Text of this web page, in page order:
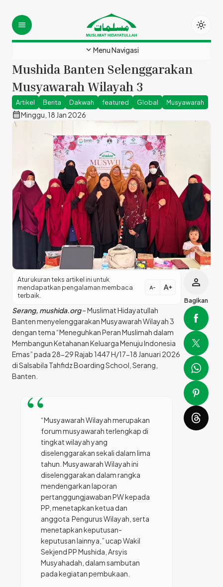
menu light_mode
expand_more Menu Navigasi
Mushida Banten Selenggarakan
Musyawarah Wilayah 3
Artikel Berita Dakwah featured Global Musyawarah
calendar_monthMinggu, 18 Jan 2026
Atur ukuran teks artikel ini untuk
mendapatkan pengalaman membaca
terbaik.
text_decrease text_increase
Serang, mushida.org– Muslimat Hidayatullah
Banten menyelenggarakan Musyawarah Wilayah 3
dengan tema “Meneguhkan Peran Muslimah dalam
Membangun Ketahanan Keluarga Menuju Indonesia
Emas” pada 28-29 Rajab 1447 H/17-18 Januari 2026
di Salsabila Tahfidz Boarding School, Serang,
Banten.
“Musyawarah Wilayah merupakan
forum musyawarah terlengkap di
tingkat wilayah yang
diselenggarakan sekali dalam lima
tahun. Musyawarah Wilayah ini
diselenggarakan dalam rangka
mendengarkan laporan
pertanggungjawaban PW kepada
PP, menetapkan ketua dan
anggota Pengurus Wilayah, serta
menetapkan keputusan-
keputusan lainnya,” ucap Wakil
Sekjend PP Mushida, Arsyis
Musyahadah, dalam sambutan
pada kegiatan pembukaan.
person
Bagikan